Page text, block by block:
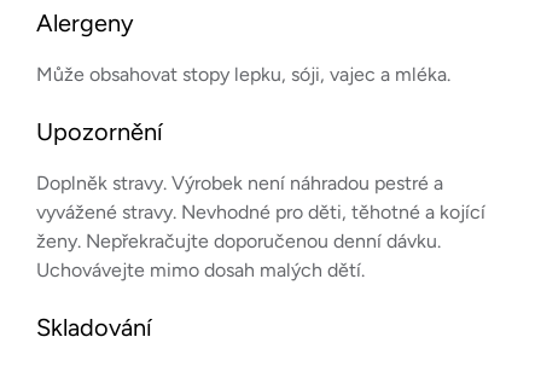
Alergeny
Může obsahovat stopy lepku, sóji, vajec a mléka.
Upozornění
Doplněk stravy. Výrobek není náhradou pestré a
vyvážené stravy. Nevhodné pro děti, těhotné a kojící
ženy. Nepřekračujte doporučenou denní dávku.
Uchovávejte mimo dosah malých dětí.
Skladování